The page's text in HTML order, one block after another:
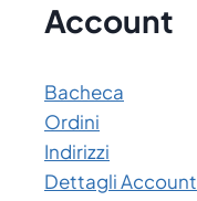
Account
Bacheca
Ordini
Indirizzi
Dettagli Account